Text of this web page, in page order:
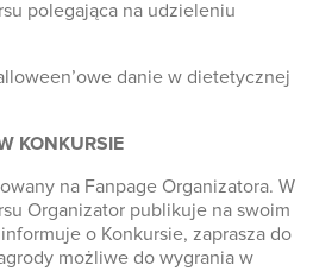
polegająca na udzieleniu
danie w dietetycznej
KONKURSIE
na Fanpage Organizatora. W
Organizator publikuje na swoim
o Konkursie, zaprasza do
możliwe do wygrania w